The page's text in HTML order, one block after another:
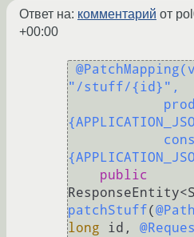
Ответ на: комментарий от
+00:00
"/stuff/{id}",
public
patchStuff(
long id,